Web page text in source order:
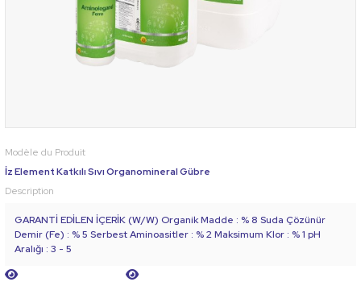
Modèle du Produit
İz Element Katkılı Sıvı Organomineral Gübre
Description
GARANTİ EDİLEN İÇERİK (W/W) Organik Madde : % 8 Suda Çözünür
Demir (Fe) : % 5 Serbest Aminoasitler : % 2 Maksimum Klor : % 1 pH
Aralığı : 3 - 5